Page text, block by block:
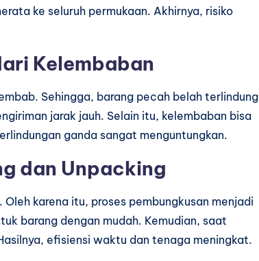
ke seluruh permukaan. Akhirnya, risiko
Kelembaban
Sehingga, barang pecah belah terlindung
jarak jauh. Selain itu, kelembaban bisa
ganda sangat menguntungkan.
dan Unpacking
karena itu, proses pembungkusan menjadi
barang dengan mudah. Kemudian, saat
efisiensi waktu dan tenaga meningkat.